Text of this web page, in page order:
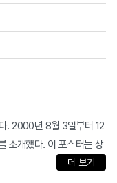
. 2000년 8월 3일부터 12
소개했다. 이 포스터는 상
더 보기